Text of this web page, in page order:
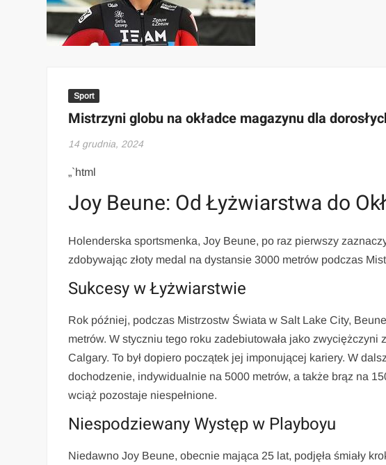
Sport
Mistrzyni globu na okładce magazynu dla
14 grudnia, 2024
„`html
Joy Beune: Od Łyżwiarstwa do
Holenderska sportsmenka, Joy Beune, po raz pierwszy
zdobywając złoty medal na dystansie 3000 metrów podczas
Sukcesy w Łyżwiarstwie
Rok później, podczas Mistrzostw Świata w Salt Lake City,
metrów. W styczniu tego roku zadebiutowała jako
Calgary. To był dopiero początek jej imponującej kariery. W
dochodzenie, indywidualnie na 5000 metrów, a także brąz na
wciąż pozostaje niespełnione.
Niespodziewany Występ w Playboyu
Niedawno Joy Beune, obecnie mająca 25 lat, podjęła śmiały